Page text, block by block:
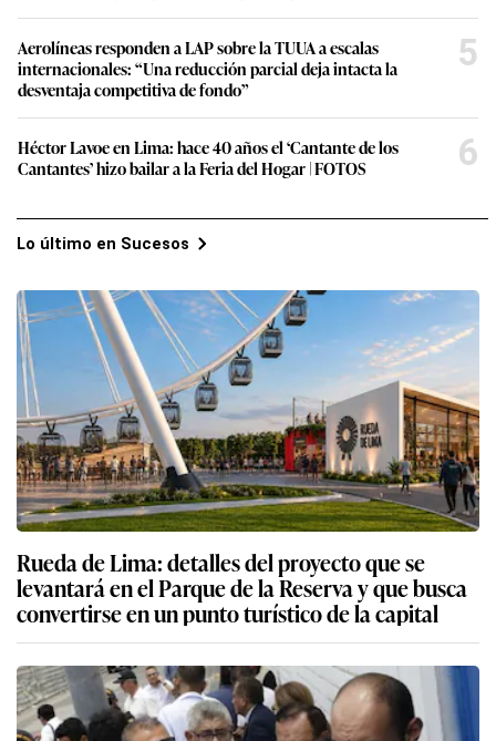
Aerolíneas responden a LAP sobre la TUUA a escalas
internacionales: “Una reducción parcial deja intacta la
desventaja competitiva de fondo”
5
Héctor Lavoe en Lima: hace 40 años el ‘Cantante de los
Cantantes’ hizo bailar a la Feria del Hogar | FOTOS
6
Lo último en Sucesos
Rueda de Lima: detalles del proyecto que se
levantará en el Parque de la Reserva y que busca
convertirse en un punto turístico de la capital